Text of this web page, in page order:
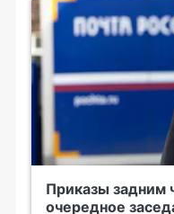
Приказы задним
очередное